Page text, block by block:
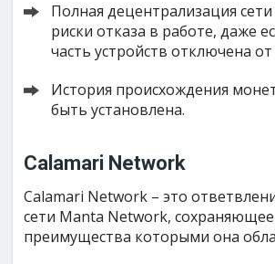
Полная децентрализация
риски отказа в работе, даже
часть устройств отключена от
История происхождения
быть установлена.
Calamari Network
Calamari Network – это
сети Manta Network, сохраняющее
преимущества которыми она